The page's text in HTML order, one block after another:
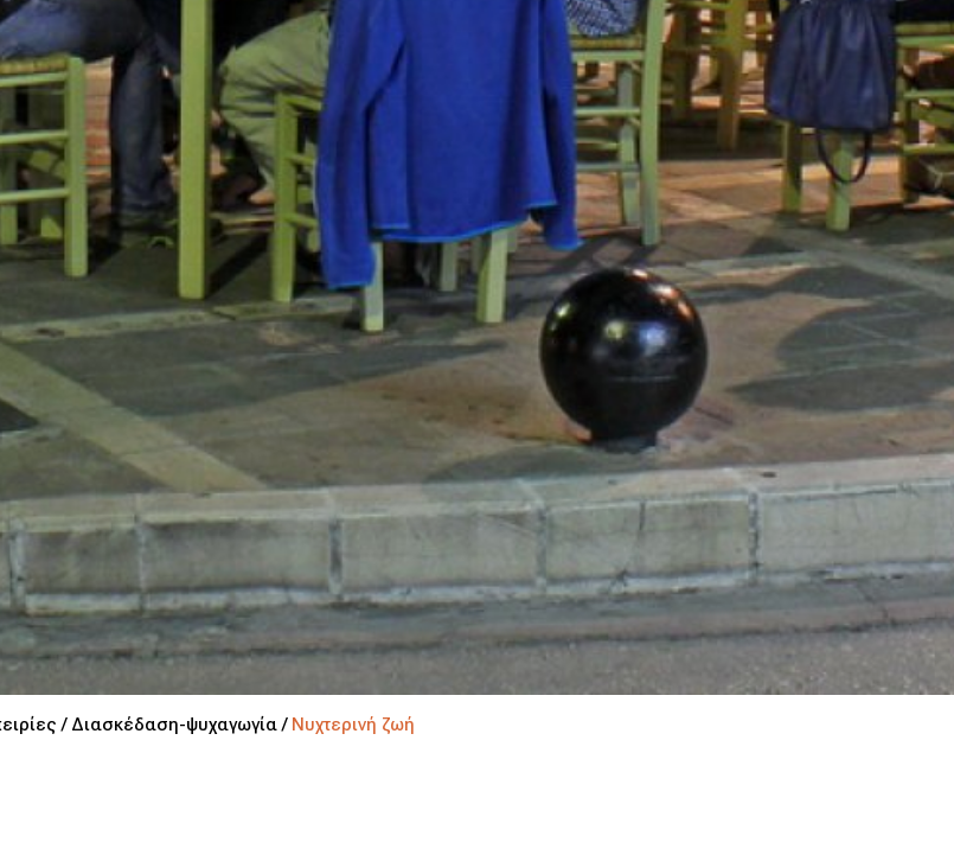
/ Διασκέδαση-ψυχαγωγία / Νυχτερινή ζωή